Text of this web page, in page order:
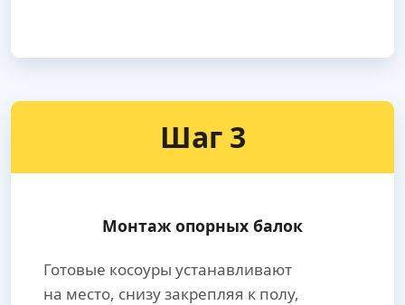
Шаг 3
Монтаж опорных балок
Готовые косоуры устанавливают
на место, снизу закрепляя к полу,